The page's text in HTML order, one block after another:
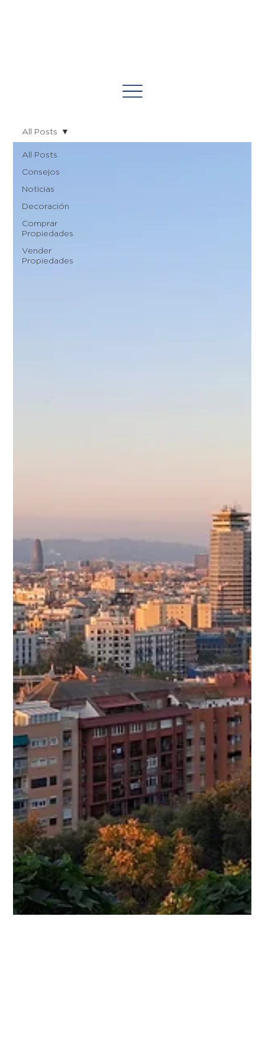
All Posts
Consejos
Noticias
Decoración
Comprar
Propiedades
Vender
Propiedades
All Posts